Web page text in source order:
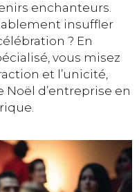
enchanteurs.
insuffler
? En
vous misez
et l’unicité,
d’entreprise en